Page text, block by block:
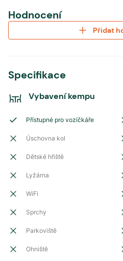
Hodnocení
Přidat
Specifikace
Vybavení kempu
Přístupné pro vozíčkáře
Úschovna kol
Dětské hřiště
Lyžárna
WiFi
Sprchy
Parkoviště
Ohniště